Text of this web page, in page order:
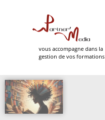
vous accompagne dans la
gestion de vos formations